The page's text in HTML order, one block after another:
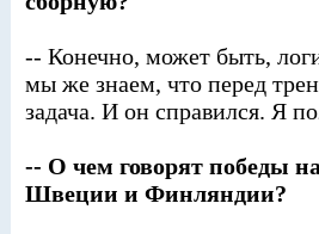
-- Конечно, может быть,
мы же знаем, что перед
задача. И он справился. Я
-- О чем говорят победы
Швеции и Финляндии?